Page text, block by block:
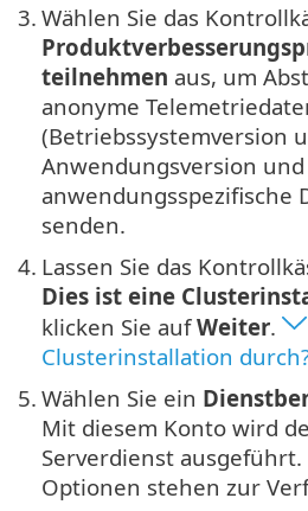
3. Wählen Sie das
teilnehmen aus, um
anonyme
(Betriebssystemversion
Anwendungsversion
anwendungsspezifische
senden.
4. Lassen Sie das
Dies ist eine
klicken Sie aufWeiter.
Clusterinstallation
5. Wählen Sie ein
Mit diesem Konto wird der
Serverdienst ausgeführt.
Optionen stehen zur